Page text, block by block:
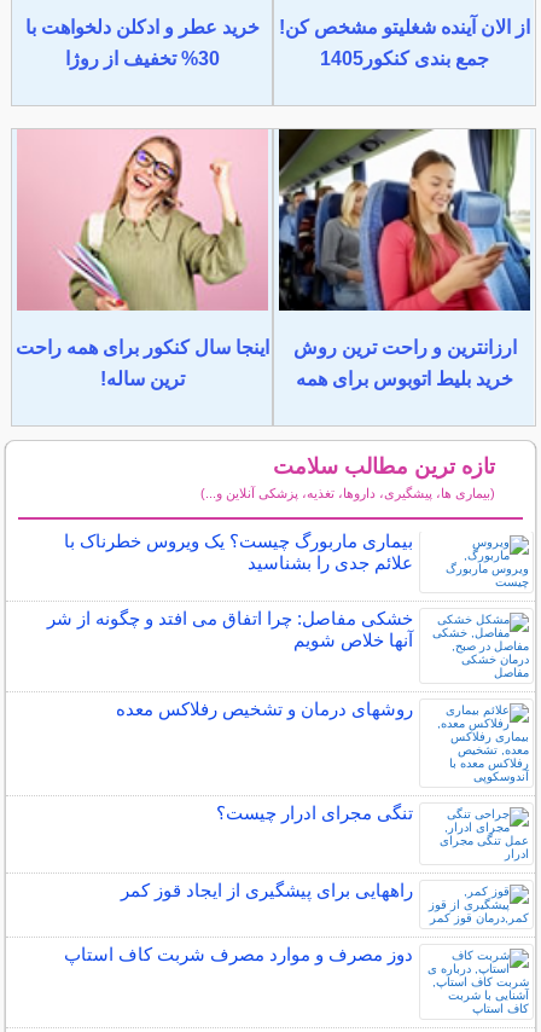
از الان آینده شغلیتو مشخص کن!
جمع بندی کنکور1405
خرید عطر و ادکلن دلخواهت با
30% تخفیف از روژا
ارزانترین و راحت ترین روش
خرید بلیط اتوبوس برای همه
اینجا سال کنکور برای همه راحت
ترین ساله!
تازه ترین مطالب سلامت
(بیماری ها، پیشگیری، داروها، تغذیه، پزشکی آنلاین و...)
بیماری ماربورگ چیست؟ یک ویروس خطرناک با
علائم جدی را بشناسید
خشکی مفاصل: چرا اتفاق می افتد و چگونه از شر
آنها خلاص شویم
روشهای درمان و تشخیص رفلاکس معده
تنگی مجرای ادرار چیست؟
راههایی برای پیشگیری از ایجاد قوز کمر
دوز مصرف و موارد مصرف شربت کاف استاپ